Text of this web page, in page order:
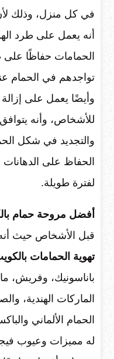
في كل منزل، وذلك
أنه يعمل على طرد
الحمامات حفاظًا
تواجدهم في الحمام
وأيضًا يعمل على إزالة
للأشخاص، وأنه
والتجديد في شكل
الحفاظ على
لفترة طويلة.
أفضل مروحة حمام
قبل الأشخاص حيث
تهوية الحمامات
باناسونيك، وفريش،
الماركات الهندية،
الحمام الألماني
له مميزات وعيوب